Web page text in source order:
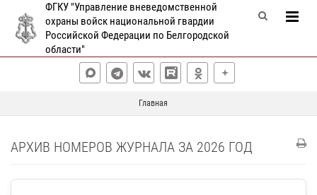
ФГКУ "Управление вневедомственной
охраны войск национальной гвардии
Российской Федерации по Белгородской
области"
Главная
АРХИВ НОМЕРОВ ЖУРНАЛА ЗА 2026 ГОД